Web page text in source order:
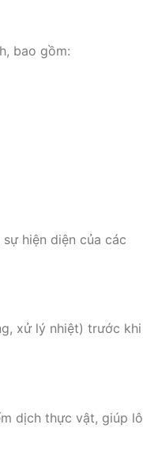
bao gồm:
hiện diện của các
xử lý nhiệt) trước khi
dịch thực vật, giúp lô